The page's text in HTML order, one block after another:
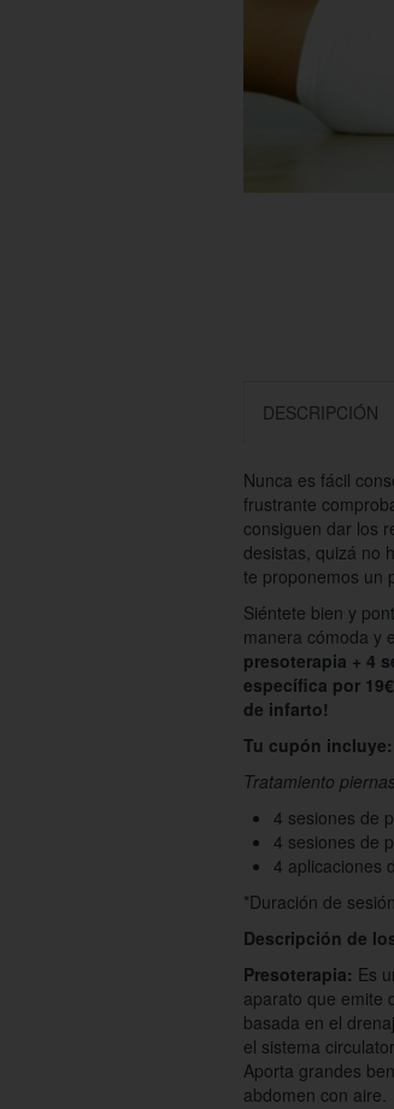
DESCRIPCIÓN
Nunca es fácil
frustrante
consiguen dar los
desistas, quizá no
te proponemos un
Siéntete bien y
manera cómoda y
presoterapia + 4
específica por
de infarto!
Tu cupón incluye:
Tratamiento
4 sesiones de
4 sesiones de
4 aplicaciones
*Duración de
Descripción de
Presoterapia: Es
aparato que emite
basada en el
el sistema
Aporta grandes
abdomen con aire.